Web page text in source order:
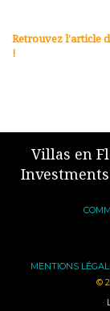
Retrouvez l’article
!
Villas en
MENTIONS
©